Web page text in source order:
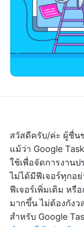
สวัสดีครับ/ค่ะ ผู้ชื่น
แม้ว่า Google
ใช้เพื่อจัดการงาน
ไม่ได้มีฟีเจอร์ทุกอ
ฟีเจอร์เพิ่มเติม หรื
มากขึ้น ไม่ต้องกังว
สำหรับ Google